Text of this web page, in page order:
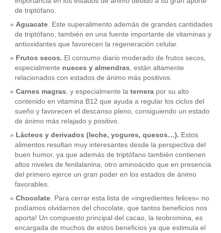
CATEGORÍAS
de triptófano.
Aguacate. Este superalimento además de grandes cantidades
de triptófano, también en una fuente importante de vitaminas y
antioxidantes que favorecen la regeneración celular.
Frutos secos. El consumo diario moderado de frutos secos,
especialmente nueces y almendras, están altamente
relacionados con estados de ánimo más positivos.
Carnes magras, y especialmente la ternera por su alto
contenido en vitamina B12 que ayuda a regular los ciclos del
sueño y favorecen el descanso pleno, consiguiendo un estado
de ánimo más relajado y positivo.
Lácteos y derivados (leche, yogures, quesos…). Estos
alimentos resultan muy interesantes desde la perspectiva del
buen humor, ya que además de triptófano también contienen
altos niveles de fenilalanina, otro aminoácido que en presencia
del primero ejerce un gran poder en los estados de ánimo
favorables.
Chocolate. Para cerrar esta lista de «ingredientes felices» no
podíamos olvidarnos del chocolate, que tantos beneficios nos
aporta! Un compuesto principal del cacao, la teobromina, es
encargada de muchos de estos beneficios ya que estimula el